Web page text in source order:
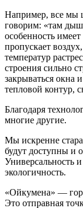
Например, все мы
говорим: «там
особенность
пропускает
температур
строения сильно
закрываться окна
тепловой контур,
Благодаря
многие другие.
Мы искренне
будут доступны и
Универсальность
экологичность.
«Ойкумена» —
Это отправная